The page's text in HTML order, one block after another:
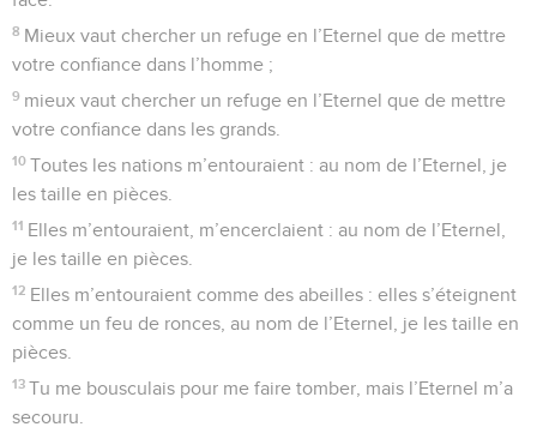
8 Mieux vaut chercher un refuge en l’Eternel que de mettre
votre confiance dans l’homme ;
9 mieux vaut chercher un refuge en l’Eternel que de mettre
votre confiance dans les grands.
10 Toutes les nations m’entouraient : au nom de l’Eternel, je
les taille en pièces.
11 Elles m’entouraient, m’encerclaient : au nom de l’Eternel,
je les taille en pièces.
12 Elles m’entouraient comme des abeilles : elles s’éteignent
comme un feu de ronces, au nom de l’Eternel, je les taille en
pièces.
13 Tu me bousculais pour me faire tomber, mais l’Eternel m’a
secouru.